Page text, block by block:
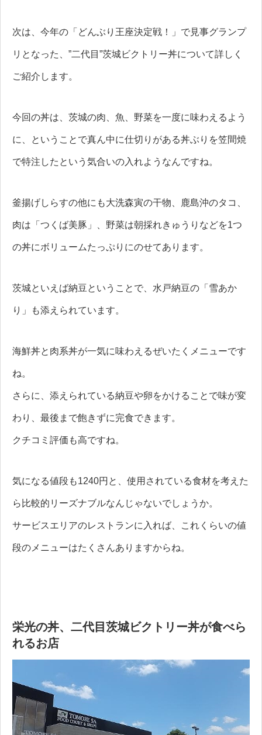
次は、今年の「どんぶり王座決定戦！」で見事グランプ
リとなった、”二代目”茨城ビクトリー丼について詳しく
ご紹介します。
今回の丼は、茨城の肉、魚、野菜を一度に味わえるよう
に、ということで真ん中に仕切りがある丼ぶりを笠間焼
で特注したという気合いの入れようなんですね。
釜揚げしらすの他にも大洗森寅の干物、鹿島沖のタコ、
肉は「つくば美豚」、野菜は朝採れきゅうりなどを1つ
の丼にボリュームたっぷりにのせてあります。
茨城といえば納豆ということで、水戸納豆の「雪あか
り」も添えられています。
海鮮丼と肉系丼が一気に味わえるぜいたくメニューです
ね。
さらに、添えられている納豆や卵をかけることで味が変
わり、最後まで飽きずに完食できます。
クチコミ評価も高ですね。
気になる値段も1240円と、使用されている食材を考えた
ら比較的リーズナブルなんじゃないでしょうか。
サービスエリアのレストランに入れば、これくらいの値
段のメニューはたくさんありますからね。
栄光の丼、二代目茨城ビクトリー丼が食べら
れるお店